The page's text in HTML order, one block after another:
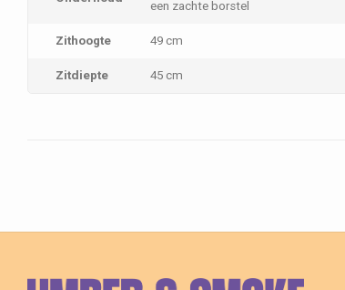
een zachte borstel
Zithoogte
49 cm
Zitdiepte
45 cm